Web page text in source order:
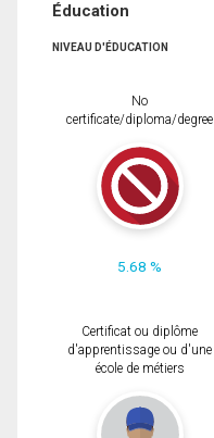
Éducation
NIVEAU D'ÉDUCATION
No
certificate/diploma/degree
5.68 %
Certificat ou diplôme
d'apprentissage ou d'une
école de métiers